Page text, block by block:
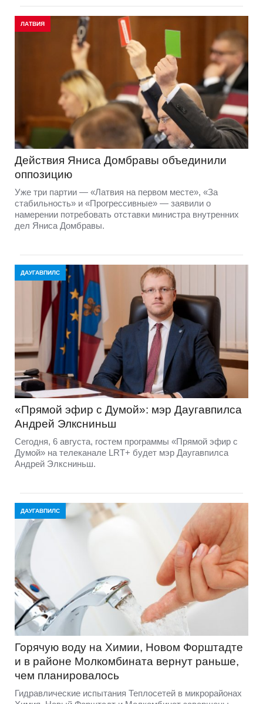
ЛАТВИЯ
Действия Яниса Домбравы объединили
оппозицию
Уже три партии — «Латвия на первом месте», «За
стабильность» и «Прогрессивные» — заявили о
намерении потребовать отставки министра внутренних
дел Яниса Домбравы.
ДАУГАВПИЛС
«Прямой эфир с Думой»: мэр Даугавпилса
Андрей Элксниньш
Сегодня, 6 августа, гостем программы «Прямой эфир с
Думой» на телеканале LRT+ будет мэр Даугавпилса
Андрей Элксниньш.
ДАУГАВПИЛС
Горячую воду на Химии, Новом Форштадте
и в районе Молкомбината вернут раньше,
чем планировалось
Гидравлические испытания Теплосетей в микрорайонах